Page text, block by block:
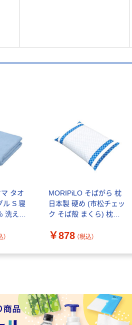
タオ
ル S 寝
洗える
）
MORIPiLO そばがら 枕
日本製 硬め (市松チェッ
ク そば殻 まくら) 枕カ
30x42cm
￥878 （税込）